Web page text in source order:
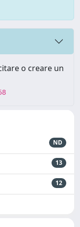
o creare un
ND
13
12